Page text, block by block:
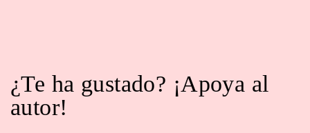
¿Te ha gustado? ¡Apoya al
autor!